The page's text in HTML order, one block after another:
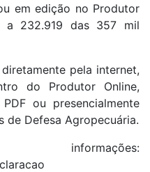
em edição no Produtor
a 232.919 das 357 mil
pela internet,
do Produtor Online,
ou presencialmente
de Defesa Agropecuária.